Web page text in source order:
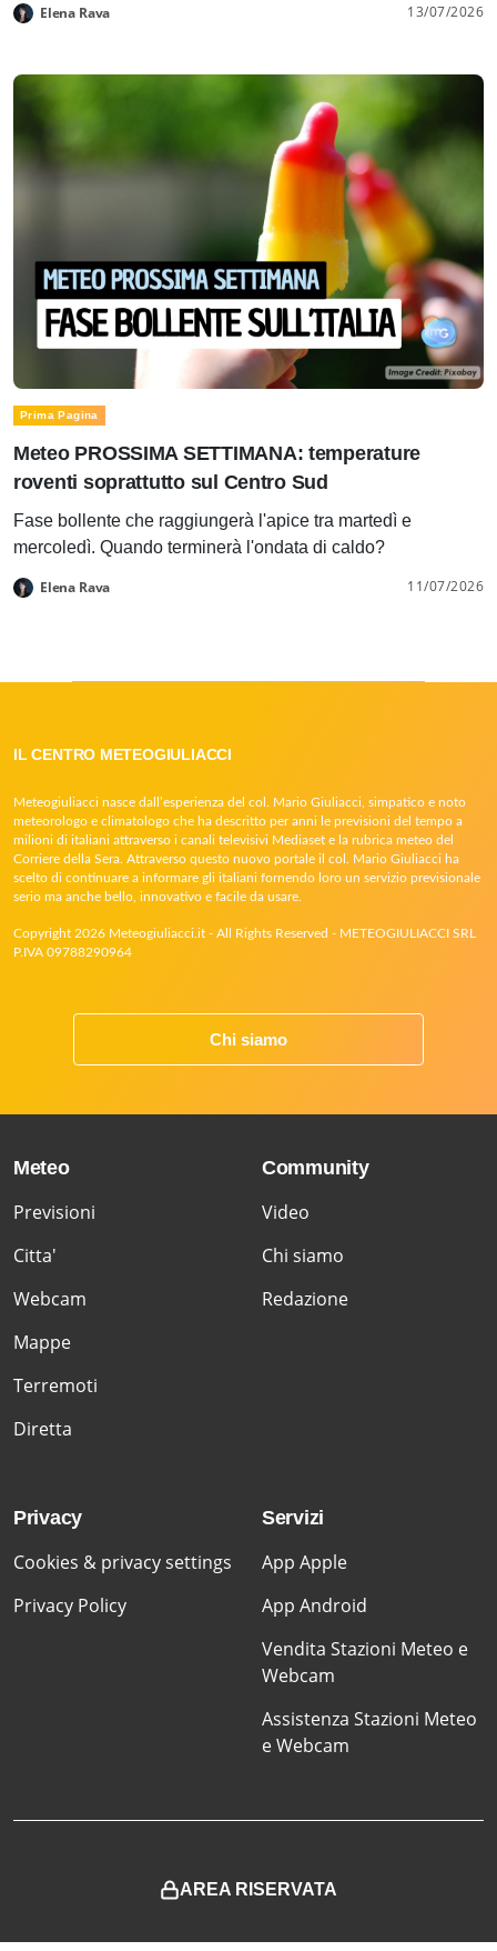
Elena Rava 13/07/2026
Prima Pagina
Meteo PROSSIMA SETTIMANA: temperature
roventi soprattutto sul Centro Sud
Fase bollente che raggiungerà l'apice tra martedì e
mercoledì. Quando terminerà l'ondata di caldo?
Elena Rava 11/07/2026
IL CENTRO METEOGIULIACCI
Meteogiuliacci nasce dall’esperienza del col. Mario Giuliacci, simpatico e noto
meteorologo e climatologo che ha descritto per anni le previsioni del tempo a
milioni di italiani attraverso i canali televisivi Mediaset e la rubrica meteo del
Corriere della Sera. Attraverso questo nuovo portale il col. Mario Giuliacci ha
scelto di continuare a informare gli italiani fornendo loro un servizio previsionale
serio ma anche bello, innovativo e facile da usare.
Copyright 2026 Meteogiuliacci.it - All Rights Reserved - METEOGIULIACCI SRL
P.IVA 09788290964
Chi siamo
Meteo
Previsioni
Citta'
Webcam
Mappe
Terremoti
Diretta
Community
Video
Chi siamo
Redazione
Privacy
Cookies & privacy settings
Privacy Policy
Servizi
App Apple
App Android
Vendita Stazioni Meteo e
Webcam
Assistenza Stazioni Meteo
e Webcam
AREA RISERVATA